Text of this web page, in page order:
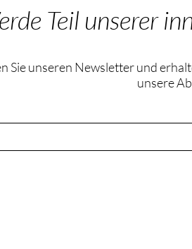
Teil unserer
Sie unseren Newsletter und
unsere